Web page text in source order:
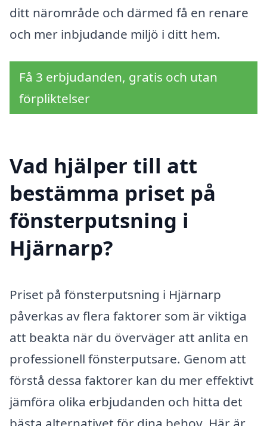
ditt närområde och därmed få en renare
och mer inbjudande miljö i ditt hem.
Få 3 erbjudanden, gratis och utan
förpliktelser
Vad hjälper till att
bestämma priset på
fönsterputsning i
Hjärnarp?
Priset på fönsterputsning i Hjärnarp
påverkas av flera faktorer som är viktiga
att beakta när du överväger att anlita en
professionell fönsterputsare. Genom att
förstå dessa faktorer kan du mer effektivt
jämföra olika erbjudanden och hitta det